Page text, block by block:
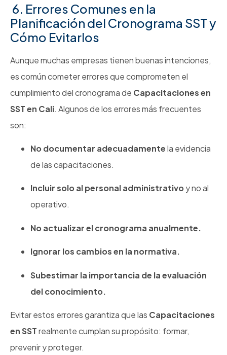
6. Errores Comunes en la
Planificación del Cronograma SST y
Cómo Evitarlos
Aunque muchas empresas tienen buenas intenciones,
es común cometer errores que comprometen el
cumplimiento del cronograma de Capacitaciones en
SST en Cali. Algunos de los errores más frecuentes
son:
No documentar adecuadamentela evidencia
de las capacitaciones.
Incluir solo al personal administrativoy no al
operativo.
No actualizar el cronograma anualmente.
Ignorar los cambios en la normativa.
Subestimar la importancia de la evaluación
del conocimiento.
Evitar estos errores garantiza que las Capacitaciones
en SSTrealmente cumplan su propósito: formar,
prevenir y proteger.